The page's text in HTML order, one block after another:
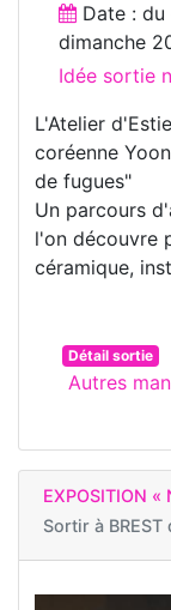
Date : du
dimanche
Idée sortie
L'Atelier
coréenne
de fugues"
Un parcours
l'on découvre
céramique,
Détail sortie
Autres
EXPOSITION «
Sortir à